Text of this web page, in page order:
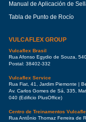
Manual de Aplicación de
Tabla de Punto de Rocío
VULCAFLEX GROUP
Vulcaflex Brasil
Rua Afonso Egydio de Souza,
Postal: 38402-332
Vulcaflex Service
Rua Fiat, 41, Jardim Piemonte |
Av. Carlos Gomes de Sá, 335,
040 (Edificio PlusOffice)
Centro de Treinamentos
Rua Antônio Thomaz Ferreira de